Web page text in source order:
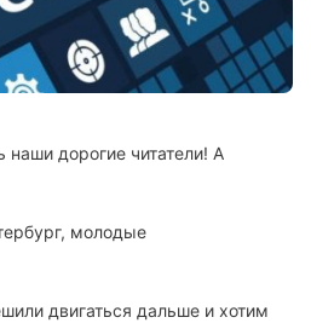
дорогие читатели! А
молодые
двигаться дальше и хотим